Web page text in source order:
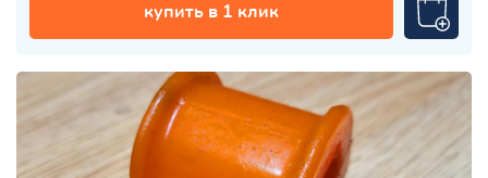
купить в 1 клик